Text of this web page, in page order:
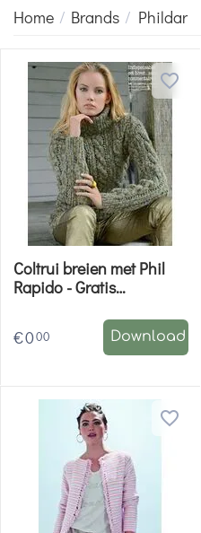
Home / Brands / Phildar
Coltrui breien met Phil
Rapido - Gratis
€000 Download